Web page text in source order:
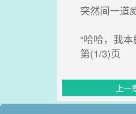
突然间一道
“哈哈，我本
第(1/3)页
上一